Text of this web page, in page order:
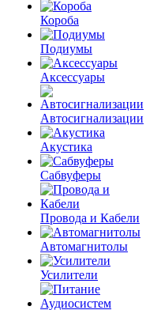
Короба
Подиумы
Аксессуары
Автосигнализации
Акустика
Сабвуферы
Провода и Кабели
Автомагнитолы
Усилители